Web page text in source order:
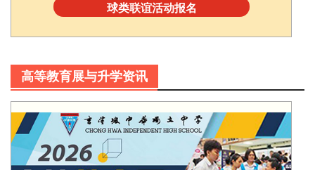
球类联谊活动报名
高等教育展与升学资讯